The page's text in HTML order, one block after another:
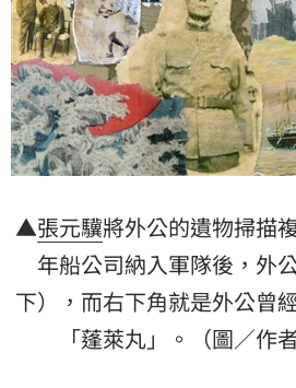
▲張元驥將外公的遺物掃描
年船公司納入軍隊後，外
下），而右下角就是外公曾
「蓬萊丸」。（圖／作